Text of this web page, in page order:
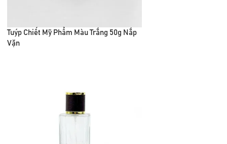
Tuýp Chiết Mỹ Phẩm Màu Trắng 50g Nắp
Vặn